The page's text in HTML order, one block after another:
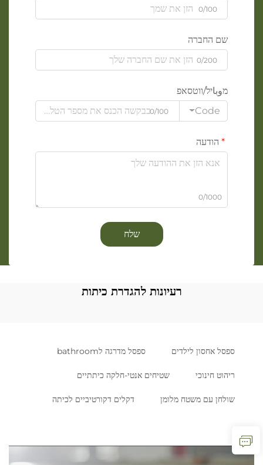
0/100
שם החברה
0/200
מوباיל/ווטסאפ
Code
0/100
הודעה
0/1000
שלח
רעיונות להגדרת כיתות
ספסל אחסון לילדים ספסל מדרגה לbathroom
ריהוט חינוכי שטיחים אנטי-חלקה כיתתיים
שולחן עם משטח מלומן דקלים דקורטיביים לכיתה